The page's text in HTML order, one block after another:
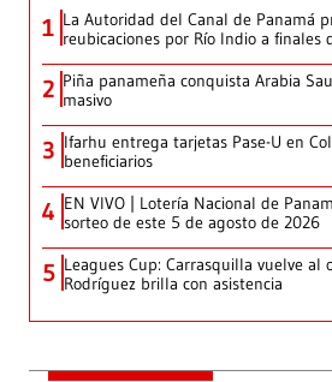
1 La Autoridad del Canal de Panamá
reubicaciones por Río Indio a finales
2 Piña panameña conquista Arabia
masivo
3 Ifarhu entrega tarjetas Pase-U en
beneficiarios
4 EN VIVO | Lotería Nacional de
sorteo de este 5 de agosto de 2026
5 Leagues Cup: Carrasquilla vuelve al
Rodríguez brilla con asistencia